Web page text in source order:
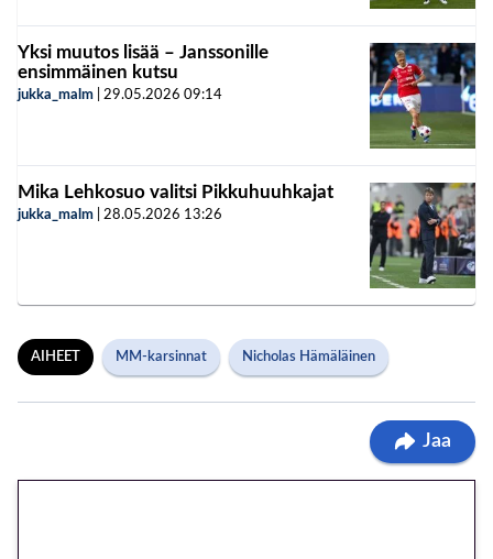
Yksi muutos lisää – Janssonille
ensimmäinen kutsu
jukka_malm 29.05.2026 09:14
Mika Lehkosuo valitsi Pikkuhuuhkajat
jukka_malm 28.05.2026 13:26
AIHEET MM-karsinnat Nicholas Hämäläinen
Jaa